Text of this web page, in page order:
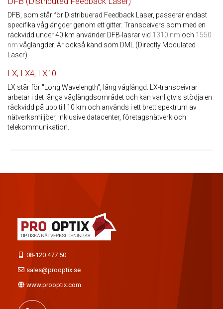
DFB, som står för Distribuerad Feedback Laser, passerar endast
specifika våglängder genom ett gitter. Transceivers som med en
räckvidd under 40 km använder DFB-lasrar vid 1310 nm och 1550
nm våglängder. Är också känd som DML (Directly Modulated
Laser).
LX, LX4, LX10
LX står för "Long Wavelength", lång våglängd. LX-transceivrar
arbetar i det långa våglängdsområdet och kan vanligtvis stödja en
räckvidd på upp till 10 km och används i ett brett spektrum av
nätverksmiljöer, inklusive datacenter, företagsnätverk och
telekommunikation.
08-120 477 50
sales@prooptix.se
www.prooptix.com